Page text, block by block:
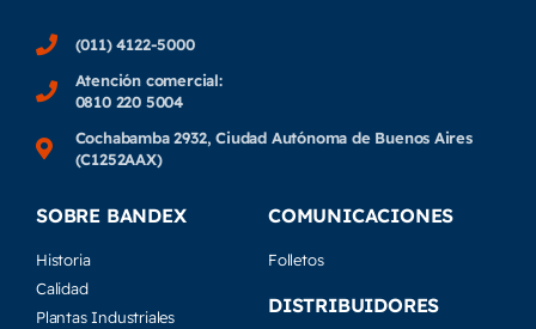
(011) 4122-5000
Atención comercial:
0810 220 5004
Cochabamba 2932, Ciudad Autónoma de Buenos Aires
(C1252AAX)
SOBRE BANDEX
Historia
Calidad
Plantas Industriales
COMUNICACIONES
Folletos
DISTRIBUIDORES